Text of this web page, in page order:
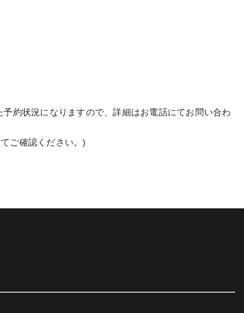
約状況になりますので、詳細はお電話にてお問い合わ
ご確認ください。)